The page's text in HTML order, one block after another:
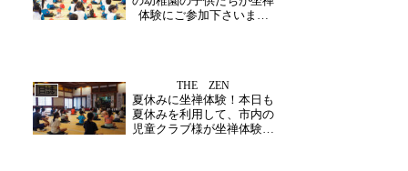
結...
体験にご参加下さいまし
は、和尚さんから足の組み
方や呼吸の仕方の指導が始
まります。真似をしながら
も...
日誌 THE ZEN
夏休みに坐禅体験！本日も
夏休みを利用して、市内の
児童クラブ様が坐禅体験に